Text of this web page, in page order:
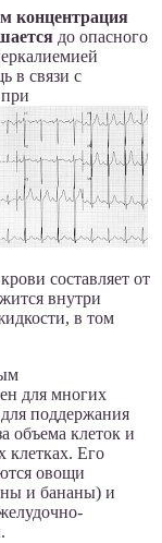
концентрация
до опасного
в связи с
составляет от
внутри
в том
для многих
поддержания
объема клеток и
клетках. Его
овощи
и бананы) и